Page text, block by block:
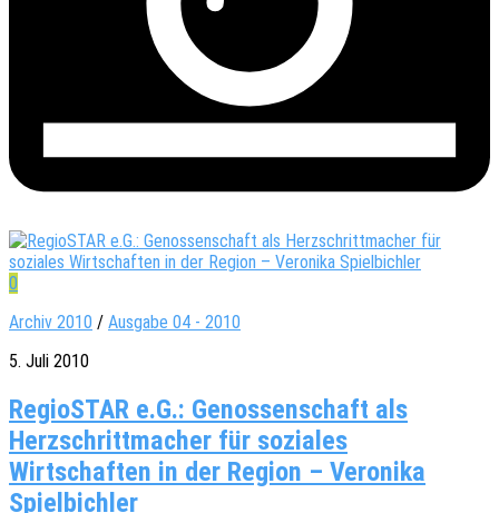
0
Archiv 2010 / Ausgabe 04 - 2010
5. Juli 2010
RegioSTAR e.G.: Genossenschaft als
Herzschrittmacher für soziales
Wirtschaften in der Region – Veronika
Spielbichler